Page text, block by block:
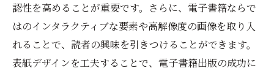
認性を高めることが重要です。さらに、電子書籍ならで
はのインタラクティブな要素や高解像度の画像を取り入
れることで、読者の興味を引きつけることができます。
表紙デザインを工夫することで、電子書籍出版の成功に